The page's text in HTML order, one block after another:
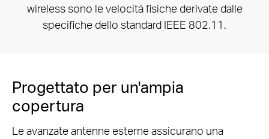
wireless sono le velocità fisiche derivate dalle
specifiche dello standard IEEE 802.11.
Progettato per un'ampia
copertura
Le avanzate antenne esterne assicurano una